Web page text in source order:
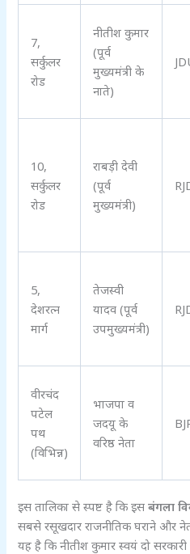
7,
सर्कुलर
रोड
नीतीश कुमार
(पूर्व
मुख्यमंत्री के
नाते)
10,
सर्कुलर
रोड
राबड़ी देवी
(पूर्व
मुख्यमंत्री)
5,
देशरत्न
मार्ग
तेजस्वी
यादव (पूर्व
उपमुख्यमंत्री)
वीरचंद
पटेल
पथ
(विभिन्न)
भाजपा व
जदयू के
वरिष्ठ नेता
इस तालिका से स्पष्ट है कि इसबंगला
सबसे रसूखदार राजनीतिक घराने और
यह है कि नीतीश कुमार स्वयं दो